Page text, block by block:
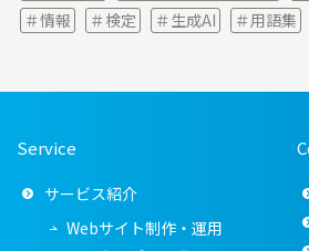
情報
検定 生成AI 用語集
Service
サービス紹介
Webサイト制作・運用